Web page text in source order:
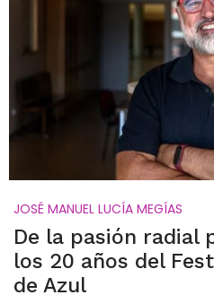
JOSÉ MANUEL LUCÍA MEGÍAS
De la pasión radial
los 20 años del
de Azul